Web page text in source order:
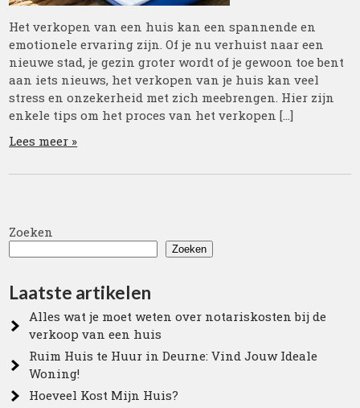
Het verkopen van een huis kan een spannende en
emotionele ervaring zijn. Of je nu verhuist naar een
nieuwe stad, je gezin groter wordt of je gewoon toe bent
aan iets nieuws, het verkopen van je huis kan veel
stress en onzekerheid met zich meebrengen. Hier zijn
enkele tips om het proces van het verkopen […]
Lees meer »
Zoeken
Zoeken
Laatste artikelen
Alles wat je moet weten over notariskosten bij de
verkoop van een huis
Ruim Huis te Huur in Deurne: Vind Jouw Ideale
Woning!
Hoeveel Kost Mijn Huis?